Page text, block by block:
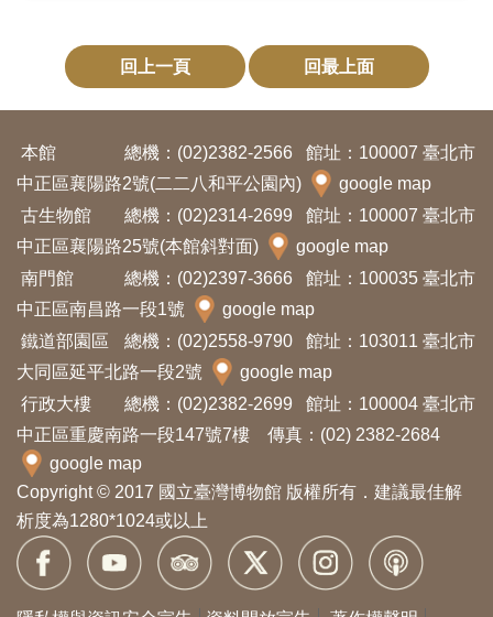
回上一頁 回最上面
本館 總機：(02)2382-2566
館址：100007 臺北市
中正區襄陽路2號(二二八和平公園內)
google map
古生物館
總機：(02)2314-2699
館址：100007 臺北市
中正區襄陽路25號(本館斜對面)
google map
南門館
總機：(02)2397-3666
館址：100035 臺北市
中正區南昌路一段1號
google map
鐵道部園區
總機：(02)2558-9790
館址：103011 臺北市
大同區延平北路一段2號
google map
行政大樓
總機：(02)2382-2699
館址：100004 臺北市
中正區重慶南路一段147號7樓 傳真：(02) 2382-2684
google map
Copyright © 2017 國立臺灣博物館 版權所有．建議最佳解
析度為1280*1024或以上